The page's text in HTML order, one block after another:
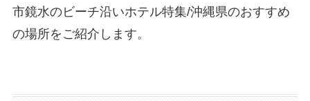
市鏡水のビーチ沿いホテル特集/沖縄県のおすすめ
の場所をご紹介します。